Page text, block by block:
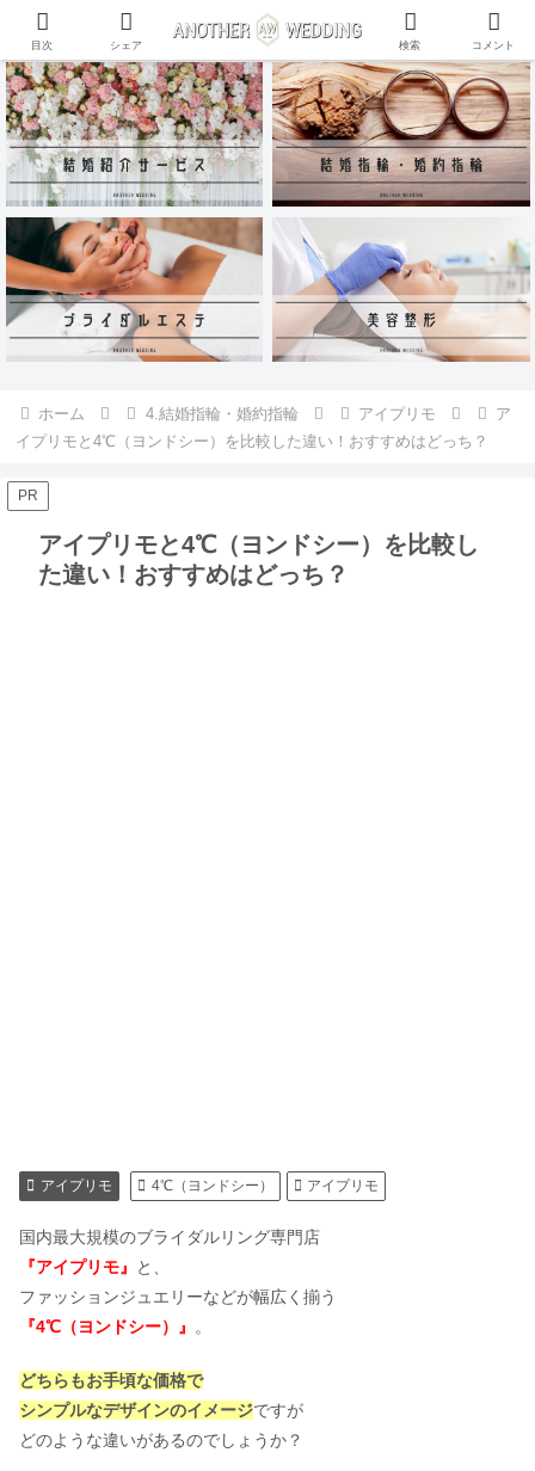
ANOTHER WEDDING~RING~のInstagramアカウントがリリース♪
ホーム 4.結婚指輪・婚約指輪 アイプリモ
ア
イプリモと4℃（ヨンドシー）を比較した違い！おすすめはどっち？
PR
アイプリモと4℃（ヨンドシー）を比較し
た違い！おすすめはどっち？
アイプリモ 4℃（ヨンドシー） アイプリモ
国内最大規模のブライダルリング専門店
『アイプリモ』
と、
ファッションジュエリーなどが幅広く揃う
『4℃（ヨンドシー）』
。
どちらもお手頃な価格で
シンプルなデザインのイメージですが
どのような違いがあるのでしょうか？
目次 シェア 検索 コメント